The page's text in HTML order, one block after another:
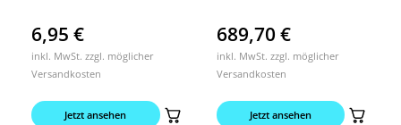
6,95 €
inkl. MwSt. zzgl. möglicher
Versandkosten
Jetzt ansehen
689,70 €
inkl. MwSt. zzgl. möglicher
Versandkosten
Jetzt ansehen